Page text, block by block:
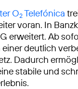
O2Telefónica
voran. In
erweitert. Ab
deutlich
Dadurch
stabile und